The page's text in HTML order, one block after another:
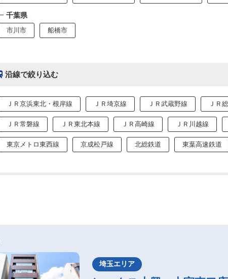
千葉県
市川市
船橋市
沿線で絞り込む
ＪＲ京浜東北・根岸線 ＪＲ埼京線 ＪＲ武蔵野線 ＪＲ
ＪＲ常磐線 ＪＲ東北本線 ＪＲ高崎線 ＪＲ川越線
東京メトロ東西線 京成松戸線 北総鉄道 東葉高速鉄道
埼玉エリア